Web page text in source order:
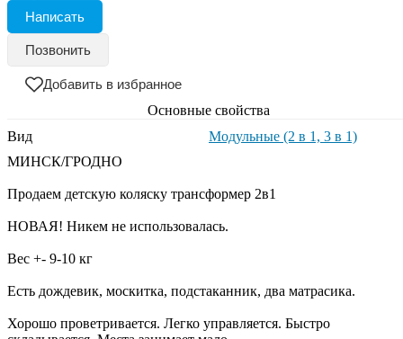
Написать
Позвонить
Добавить в избранное
Основные свойства
Вид
Модульные (2 в 1, 3 в 1)
МИНСК/ГРОДНО
Продаем детскую коляску трансформер 2в1
НОВАЯ! Никем не использовалась.
Вес +- 9-10 кг
Есть дождевик, москитка, подстаканник, два матрасика.
Хорошо проветривается. Легко управляется. Быстро